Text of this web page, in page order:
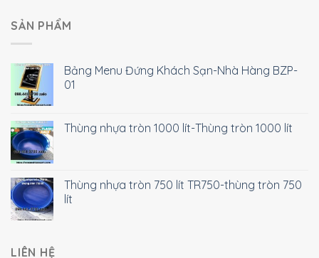
SẢN PHẨM
Bảng Menu Đứng Khách Sạn-Nhà Hàng BZP-
01
Thùng nhựa tròn 1000 lít-Thùng tròn 1000 lít
Thùng nhựa tròn 750 lít TR750-thùng tròn 750
lít
LIÊN HỆ